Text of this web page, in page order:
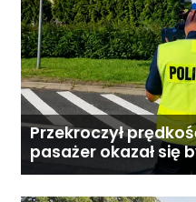
Przekroczył
pasażer okazał się
poszukiwaną